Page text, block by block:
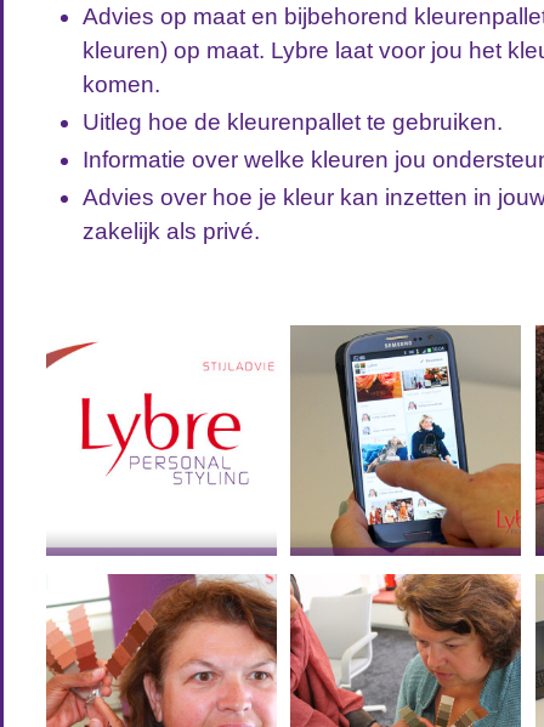
Advies op maat en bijbehorend
kleuren) op maat. Lybre laat voor jou het
komen.
Uitleg hoe de kleurenpallet te gebruiken.
Informatie over welke kleuren jou
Advies over hoe je kleur kan inzetten in
zakelijk als privé.